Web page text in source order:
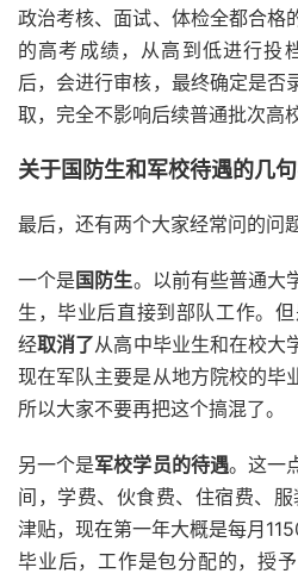
政治考核、面试、体检全都合格
的高考成绩，从高到低进行投
后，会进行审核，最终确定是否
取，完全不影响后续普通批次高
关于国防生和军校待遇的几
最后，还有两个大家经常问的问
一个是 国防生。以前有些普通大
生，毕业后直接到部队工作。
经取消了从高中毕业生和在校大
现在军队主要是从地方院校的毕
所以大家不要再把这个搞混了。
另一个是军校学员的待遇。这一
间，学费、伙食费、住宿费、
津贴，现在第一年大概是每月
毕业后，工作是包分配的，授